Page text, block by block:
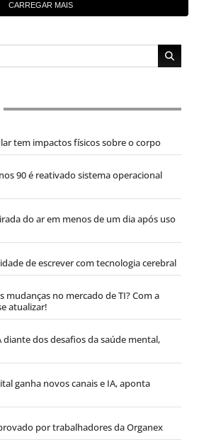
CARREGAR MAIS
tem impactos físicos sobre o corpo
90 é reativado sistema operacional
do ar em menos de um dia após uso
de escrever com tecnologia cerebral
mudanças no mercado de TI? Com a
atualizar!
diante dos desafios da saúde mental,
ganha novos canais e IA, aponta
por trabalhadores da Organex